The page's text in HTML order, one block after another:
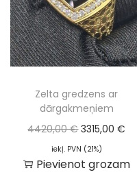
Zelta gredzens ar
dārgakmeņiem
4420,00€ 3315,00€
iekļ. PVN (21%)
Pievienot grozam